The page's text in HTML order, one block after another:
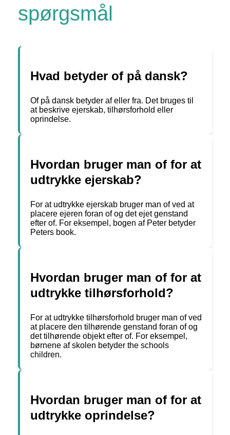
spørgsmål
Hvad betyder of på dansk?
Of på dansk betyder af eller fra. Det bruges til
at beskrive ejerskab, tilhørsforhold eller
oprindelse.
Hvordan bruger man of for at
udtrykke ejerskab?
For at udtrykke ejerskab bruger man of ved at
placere ejeren foran of og det ejet genstand
efter of. For eksempel, bogen af Peter betyder
Peters book.
Hvordan bruger man of for at
udtrykke tilhørsforhold?
For at udtrykke tilhørsforhold bruger man of ved
at placere den tilhørende genstand foran of og
det tilhørende objekt efter of. For eksempel,
børnene af skolen betyder the schools
children.
Hvordan bruger man of for at
udtrykke oprindelse?